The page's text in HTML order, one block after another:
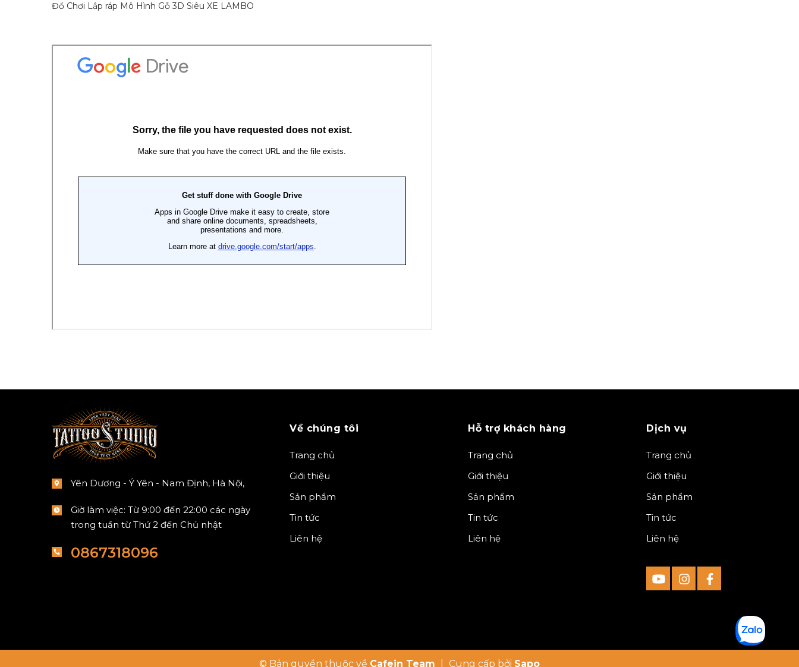
Đồ Chơi Lắp ráp Mô Hình Gỗ 3D Siêu XE LAMBO
Yên Dương - Ý Yên - Nam Định, Hà Nội,
Giờ làm việc: Từ 9:00 đến 22:00 các ngày
trong tuần từ Thứ 2 đến Chủ nhật
0867318096
Về chúng tôi
Trang chủ
Giới thiệu
Sản phẩm
Tin tức
Liên hệ
Hỗ trợ khách hàng
Trang chủ
Giới thiệu
Sản phẩm
Tin tức
Liên hệ
Dịch vụ
Trang chủ
Giới thiệu
Sản phẩm
Tin tức
Liên hệ
© Bản quyền thuộc về Cafein Team Cung cấp bởi Sapo